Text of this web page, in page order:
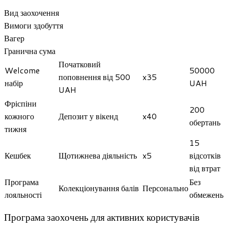
Вид заохочення
Вимоги здобуття
Вагер
Гранична сума
Welcome
набір
Початковий
поповнення від 500
UAH
x35
50000
UAH
Фріспіни
кожного
тижня
Депозит у вікенд x40
200
обертань
Кешбек Щотижнева діяльність x5
15
відсотків
від втрат
Програма
лояльності
Колекціонування балів Персонально
Без
обмежень
Програма заохочень для активних користувачів